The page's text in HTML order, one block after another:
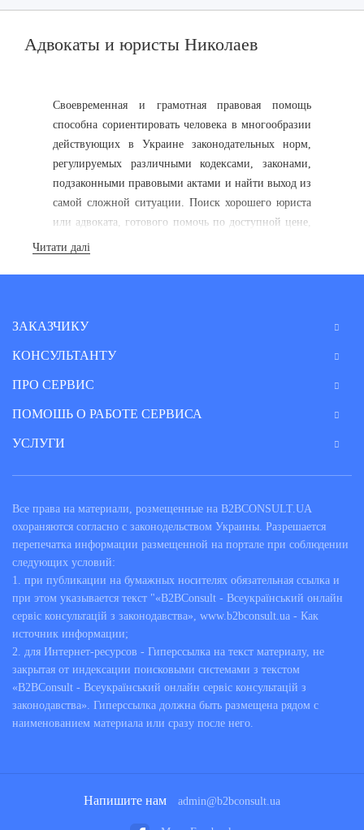
Адвокаты и юристы Николаев
Своевременная и грамотная правовая помощь
способна сориентировать человека в многообразии
действующих в Украине законодательных норм,
регулируемых различными кодексами, законами,
подзаконными правовыми актами и найти выход из
самой сложной ситуации. Поиск хорошего юриста
или адвоката, готового помочь по доступной цене,
отнимает много времени и сил, но с помощью
адвокаты и юристы с большим практическим
помощь которых можно получить по доступной и
справедливой цене.
Консультации юриста и
другие юридические услуги в
Николаеве – онлайн
В соответствии с действующим законодательством
Украины, адвокаты и юристы могут оказывать
помощь без привязки к месту своего проживания
или регистрации. Это сделало востребованными и
большое количество вопросов, не требующих
присутствия адвоката в суде, можно решать и через
Интернет. К услугам, которые может оказывать
юрист или адвокат в Николаеве, относятся:
консультирование клиентов по вопросам
действующего законодательства;
составление необходимой процессуальной
определение правильной тактики и схемы
ситуаций;
судебном порядке;
Читати далі
ЗАКАЗЧИКУ
КОНСУЛЬТАНТУ
ПРО СЕРВИС
ПОМОШЬ О РАБОТЕ СЕРВИСА
УСЛУГИ
Все права на материали, розмещенные на B2BCONSULT.UA
охораняются согласно с законодельством Украины. Разрешается
перепечатка информации размещенной на портале при соблюдении
следующих условий:
1. при публикации на бумажных носителях обязательная ссылка и
при этом указывается текст "«B2BConsult - Всеукраїнський онлайн
сервіс консультацій з законодавства», www.b2bconsult.ua - Как
источник информации;
2. для Интернет-ресурсов - Гиперссылка на текст материалу, не
закрытая от индексации поисковыми системами з текстом
«B2BConsult - Всеукраїнський онлайн сервіс консультацій з
законодавства». Гиперссылка должна быть размещена рядом с
наименованием материала или сразу после него.
Напишите нам admin@b2bconsult.ua